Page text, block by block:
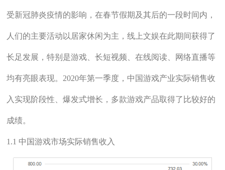
受新冠肺炎疫情的影响，在春节假期及其后的一段时间内，
人们的主要活动以居家休闲为主，线上文娱在此期间获得了
长足发展，特别是游戏、长短视频、在线阅读、网络直播等
均有亮眼表现。2020年第一季度，中国游戏产业实际销售收
入实现阶段性、爆发式增长，多款游戏产品取得了比较好的
成绩。
1.1 中国游戏市场实际销售收入